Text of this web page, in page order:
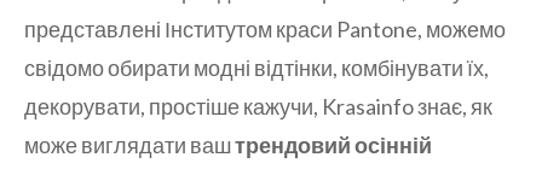
представлені Інститутом краси Pantone, можемо
свідомо обирати модні відтінки, комбінувати їх,
декорувати, простіше кажучи, Krasainfo знає, як
може виглядати ваштрендовий осінній